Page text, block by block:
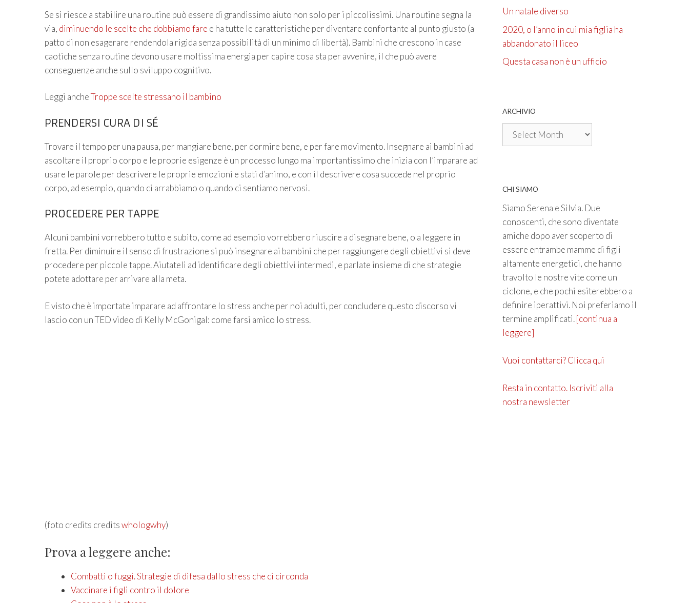
Se si riesce a stabilire una routine può essere di grandissimo aiuto non solo per i piccolissimi. Una routine segna la
via, diminuendo le scelte che dobbiamo fare e ha tutte le caratteristiche per diventare confortante al punto giusto (a
patto di non esagerare rendendola rigida senza possibilità di un minimo di libertà). Bambini che crescono in case
caotiche senza routine devono usare moltissima energia per capire cosa sta per avvenire, il che può avere
conseguenze anche sullo sviluppo cognitivo.
Leggi ancheTroppe scelte stressano il bambino
PRENDERSI CURA DI SÉ
Trovare il tempo per una pausa, per mangiare bene, per dormire bene, e per fare movimento. Insegnare ai bambini ad
ascoltare il proprio corpo e le proprie esigenze è un processo lungo ma importantissimo che inizia con l’imparare ad
usare le parole per descrivere le proprie emozioni e stati d’animo, e con il descrivere cosa succede nel proprio
corpo, ad esempio, quando ci arrabbiamo o quando ci sentiamo nervosi.
PROCEDERE PER TAPPE
Alcuni bambini vorrebbero tutto e subito, come ad esempio vorrebbero riuscire a disegnare bene, o a leggere in
fretta. Per diminuire il senso di frustrazione si può insegnare ai bambini che per raggiungere degli obiettivi si deve
procedere per piccole tappe. Aiutateli ad identificare degli obiettivi intermedi, e parlate insieme di che strategie
potete adottare per arrivare alla meta.
E visto che è importate imparare ad affrontare lo stress anche per noi adulti, per concludere questo discorso vi
lascio con un TED video di Kelly McGonigal: come farsi amico lo stress.
(foto credits creditswhologwhy)
Prova a leggere anche:
Combatti o fuggi. Strategie di difesa dallo stress che ci circonda
Vaccinare i figli contro il dolore
Un natale diverso
2020, o l’anno in cui mia figlia ha
abbandonato il liceo
Questa casa non è un ufficio
ARCHIVIO
Archivio
CHI SIAMO
Siamo Serena e Silvia. Due
conoscenti, che sono diventate
amiche dopo aver scoperto di
essere entrambe mamme di figli
altamente energetici, che hanno
travolto le nostre vite come un
ciclone, e che pochi esiterebbero a
definire iperattivi. Noi preferiamo il
termine amplificati.[continua a
leggere]
Vuoi contattarci? Clicca qui
Resta in contatto. Iscriviti alla
nostra newsletter